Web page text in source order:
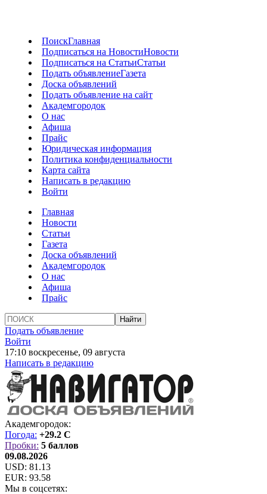
ПоискГлавная
Подписаться на НовостиНовости
Подписаться на СтатьиСтатьи
Подать объявлениеГазета
Доска объявлений
Подать объявление на сайт
Академгородок
О нас
Афиша
Прайс
Юридическая информация
Политика конфиденциальности
Карта сайта
Написать в редакцию
Войти
Главная
Новости
Статьи
Газета
Доска объявлений
Академгородок
О нас
Афиша
Прайс
Подать объявление
Войти
17:10 воскресенье, 09 августа
Написать в редакцию
Академгородок:
Погода: +29.2 C
Пробки: 5 баллов
09.08.2026
USD: 81.13
EUR: 93.58
Мы в соцсетях: